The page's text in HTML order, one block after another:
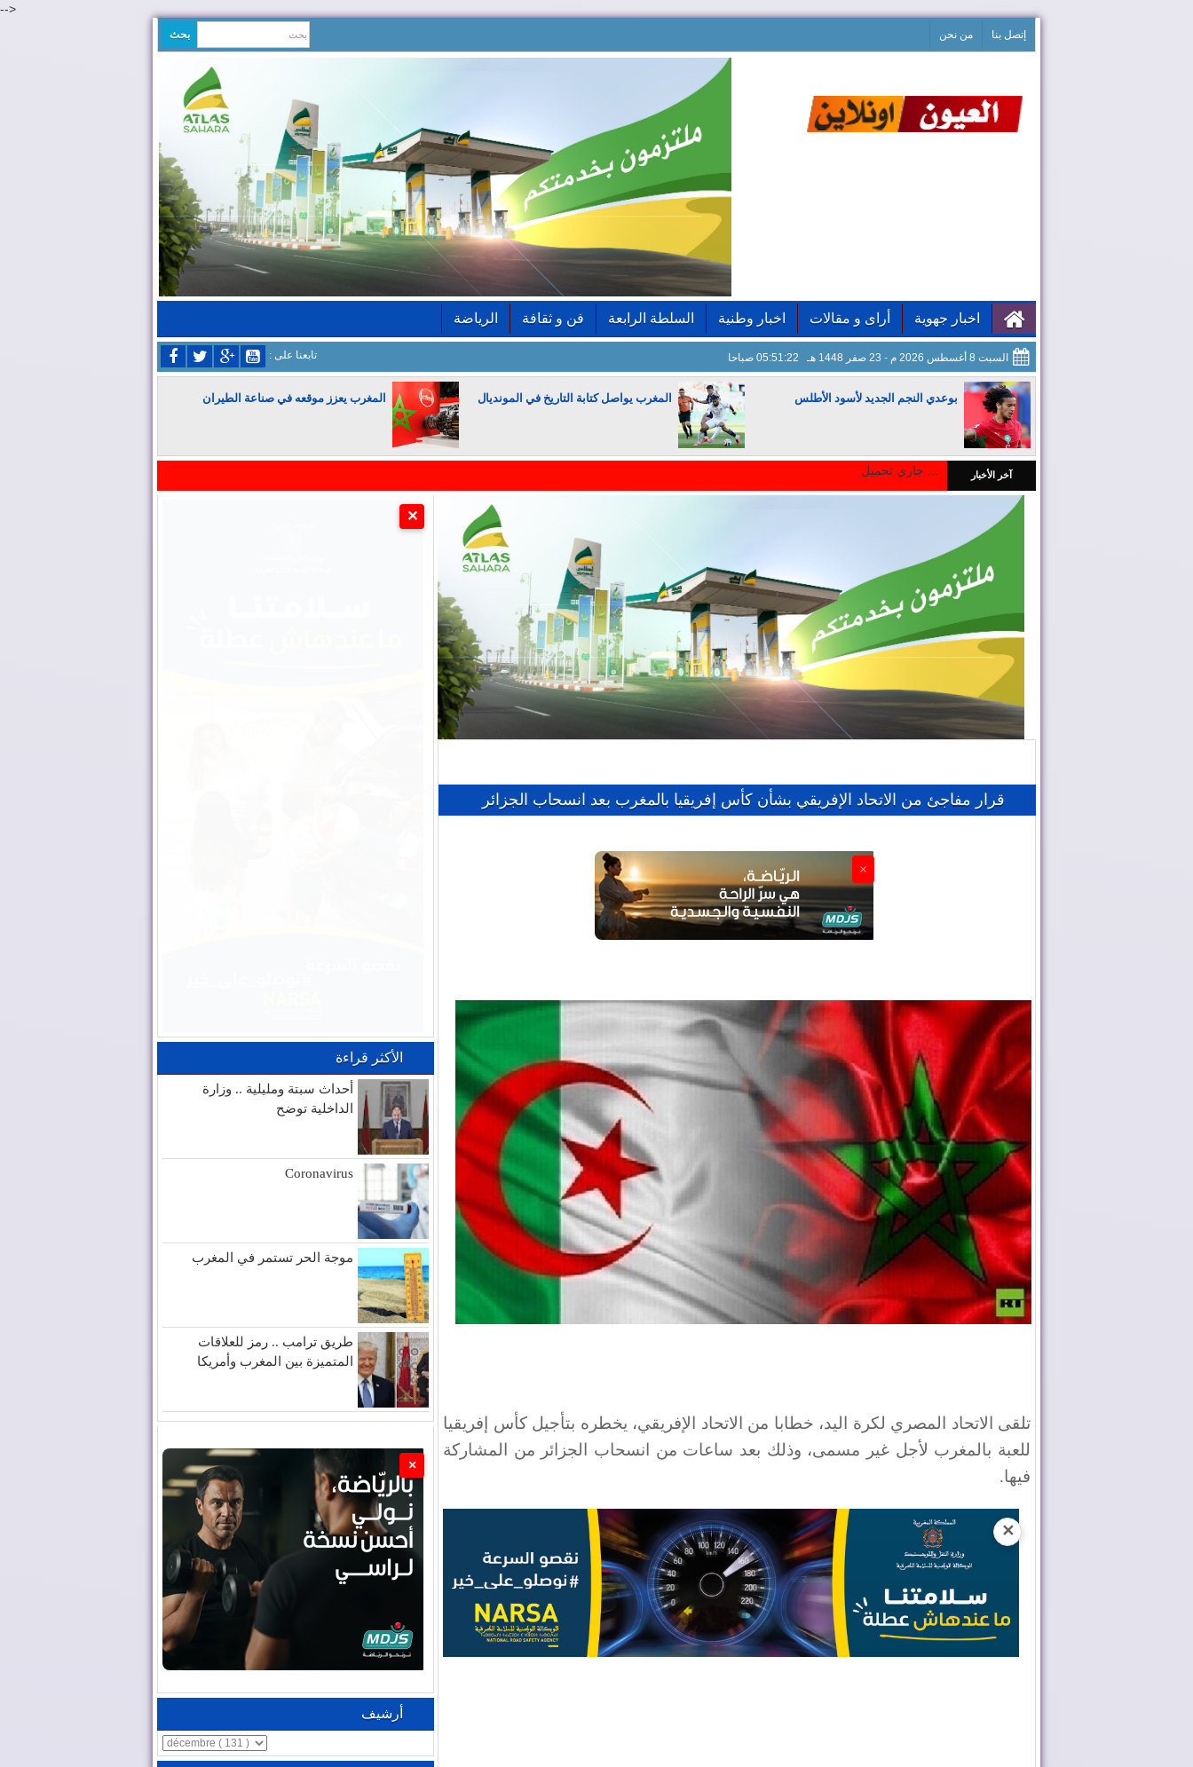
-->
إتصل بنا من نحن
اخبار جهوية أراى و مقالات اخبار وطنية السلطة الرابعة فن و ثقافة الرياضة
السبت 8 أغسطس 2026 م - 23 صفر 1448 هـ 05:51:23 صباحا : تابعنا على
بوعدي النجم الجديد لأسود الأطلس المغرب يواصل كتابة التاريخ في المونديال المغرب يعزز موقعه في صناعة الطيران
المغرب يجذب كبار المستثمرين آخر الأخبار
قرار مفاجئ من الاتحاد الإفريقي بشأن كأس إفريقيا بالمغرب بعد انسحاب الجزائر
×
تلقى الاتحاد المصري لكرة اليد، خطابا من الاتحاد الإفريقي، يخطره بتأجيل كأس إفريقيا
للعبة بالمغرب لأجل غير مسمى، وذلك بعد ساعات من انسحاب الجزائر من المشاركة
فيها.
✕
✕
الأكثر قراءة
أحداث سبتة ومليلية .. وزارة
الداخلية توضح
Coronavirus
موجة الحر تستمر في المغرب
طريق ترامب .. رمز للعلاقات
المتميزة بين المغرب وأمريكا
×
أرشيف